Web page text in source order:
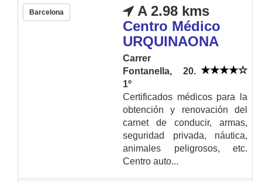
Barcelona
A 2.98 kms
Centro Médico
URQUINAONA
Carrer
Fontanella, 20.
1º
Certificados médicos para la
obtención y renovación del
carnet de conducir, armas,
seguridad privada, náutica,
animales peligrosos, etc.
Centro auto...